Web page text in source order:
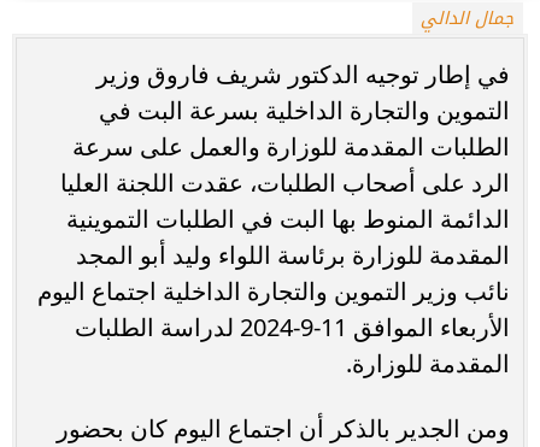
جمال الدالي
في إطار توجيه الدكتور شريف فاروق وزير
التموين والتجارة الداخلية بسرعة البت في
الطلبات المقدمة للوزارة والعمل على سرعة
الرد على أصحاب الطلبات، عقدت اللجنة العليا
الدائمة المنوط بها البت في الطلبات التموينية
المقدمة للوزارة برئاسة اللواء وليد أبو المجد
نائب وزير التموين والتجارة الداخلية اجتماع اليوم
الأربعاء الموافق 11-9-2024 لدراسة الطلبات
المقدمة للوزارة.
ومن الجدير بالذكر أن اجتماع اليوم كان بحضور